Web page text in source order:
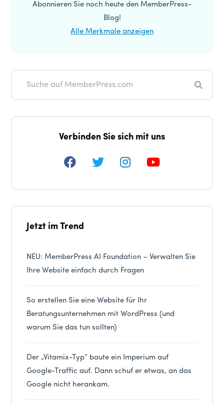
Abonnieren Sie noch heute den MemberPress-
Blog!
Alle Merkmale anzeigen
Suche
Verbinden Sie sich mit uns
Jetzt im Trend
NEU: MemberPress AI Foundation – Verwalten Sie
Ihre Website einfach durch Fragen
So erstellen Sie eine Website für Ihr
Beratungsunternehmen mit WordPress (und
warum Sie das tun sollten)
Der „Vitamix-Typ“ baute ein Imperium auf
Google-Traffic auf. Dann schuf er etwas, an das
Google nicht herankam.